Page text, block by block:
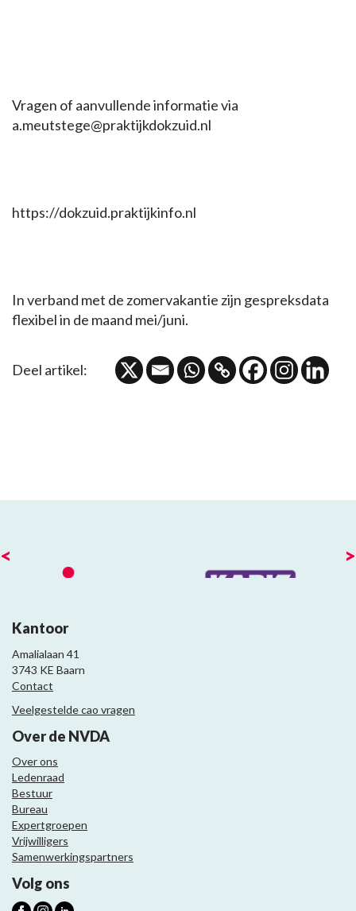
Vragen of aanvullende informatie via
a.meutstege@praktijkdokzuid.nl
https://dokzuid.praktijkinfo.nl
In verband met de zomervakantie zijn gespreksdata
flexibel in de maand mei/juni.
Deel artikel:
< >
Kantoor
Amalialaan 41
3743 KE Baarn
Contact
Veelgestelde cao vragen
Over de NVDA
Over ons
Ledenraad
Bestuur
Bureau
Expertgroepen
Vrijwilligers
Samenwerkingspartners
Volg ons